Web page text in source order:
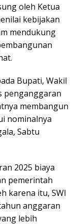
oleh Ketua
kebijakan
mendukung
Bupati, Wakil
penganggaran
membangun
nominalnya
Sabtu
2025 biaya
pemerintah
karena itu, SWI
anggaran
lebih